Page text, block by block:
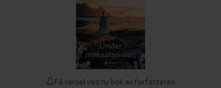
Få varsel ved ny bok av forfatteren